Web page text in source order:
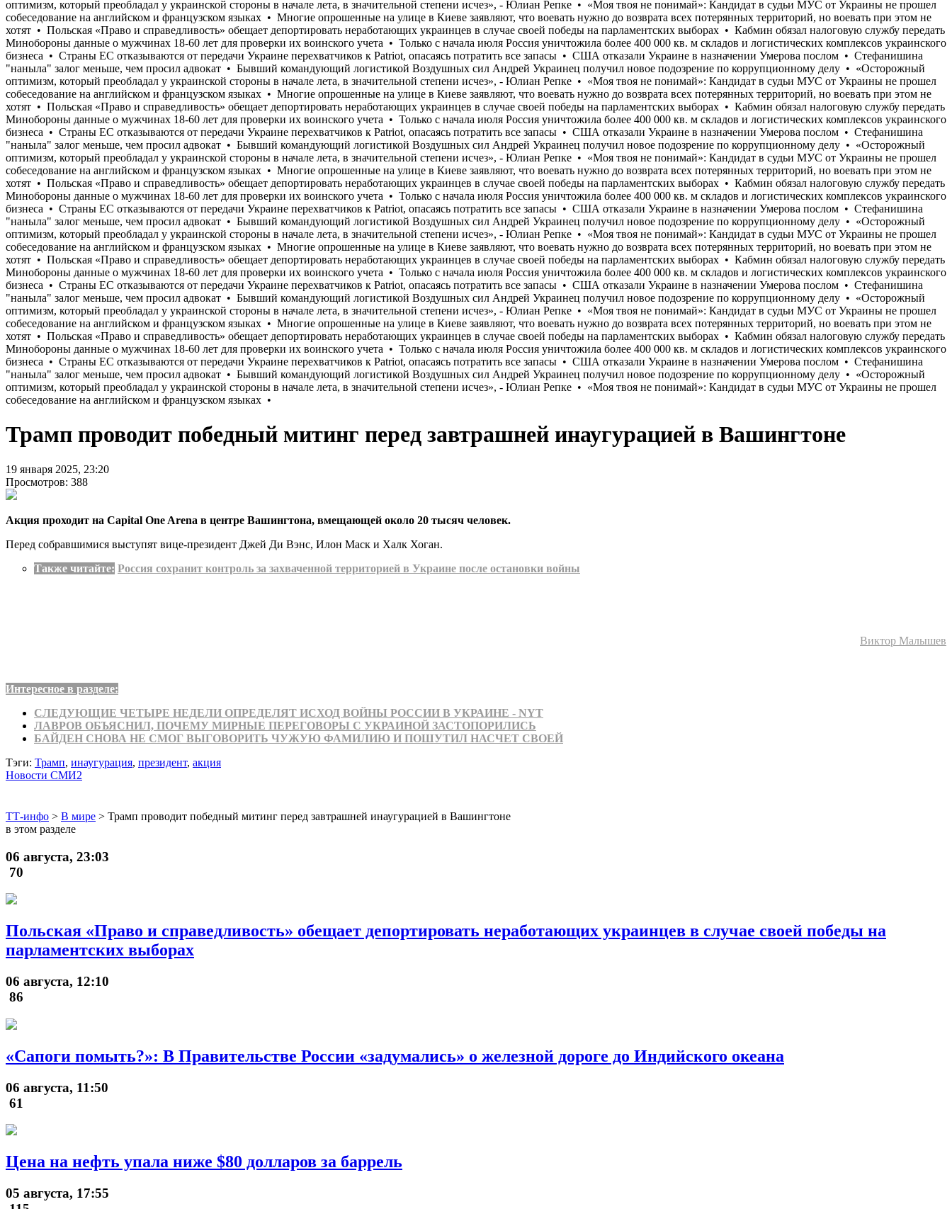
Трамп проводит победный митинг перед завтрашней инаугурацией в Вашингтоне
19 января 2025, 23:20
Просмотров: 388
Акция проходит на Capital One Arena в центре Вашингтона, вмещающей около 20 тысяч человек.
Перед собравшимися выступят вице-президент Джей Ди Вэнс, Илон Маск и Халк Хоган.
Также читайте: Россия сохранит контроль за захваченной территорией в Украине после остановки войны
Виктор Малышев
Интересное в разделе:
СЛЕДУЮЩИЕ ЧЕТЫРЕ НЕДЕЛИ ОПРЕДЕЛЯТ ИСХОД ВОЙНЫ РОССИИ В УКРАИНЕ - NYT
ЛАВРОВ ОБЪЯСНИЛ, ПОЧЕМУ МИРНЫЕ ПЕРЕГОВОРЫ С УКРАИНОЙ ЗАСТОПОРИЛИСЬ
БАЙДЕН СНОВА НЕ СМОГ ВЫГОВОРИТЬ ЧУЖУЮ ФАМИЛИЮ И ПОШУТИЛ НАСЧЕТ СВОЕЙ
Тэги: Трамп, инаугурация, президент, акция
Новости СМИ2
ТТ-инфо > В мире > Трамп проводит победный митинг перед завтрашней инаугурацией в Вашингтоне
в этом разделе
06 августа, 23:03
70
Польская «Право и справедливость» обещает депортировать неработающих украинцев в случае своей победы на
парламентских выборах
06 августа, 12:10
86
«Сапоги помыть?»: В Правительстве России «задумались» о железной дороге до Индийского океана
06 августа, 11:50
61
Цена на нефть упала ниже $80 долларов за баррель
05 августа, 17:55